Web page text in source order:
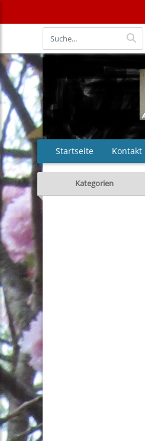
Startseite Kontakt
Kategorien